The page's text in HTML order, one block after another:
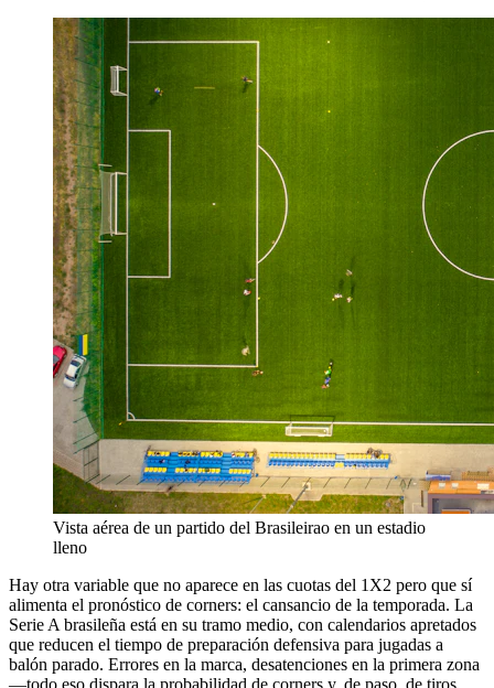
Vista aérea de un partido del Brasileirao en un estadio
lleno
Hay otra variable que no aparece en las cuotas del 1X2 pero que sí
alimenta el pronóstico de corners: el cansancio de la temporada. La
Serie A brasileña está en su tramo medio, con calendarios apretados
que reducen el tiempo de preparación defensiva para jugadas a
balón parado. Errores en la marca, desatenciones en la primera zona
—todo eso dispara la probabilidad de corners y, de paso, de tiros